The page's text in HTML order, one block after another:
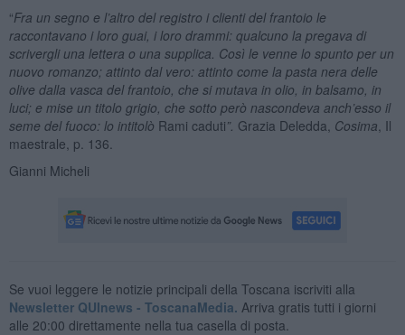
“Fra un segno e l’altro del registro i clienti del frantoio le
raccontavano i loro guai, i loro drammi: qualcuno la pregava di
scrivergli una lettera o una supplica. Così le venne lo spunto per un
nuovo romanzo; attinto dal vero: attinto come la pasta nera delle
olive dalla vasca del frantoio, che si mutava in olio, in balsamo, in
luci; e mise un titolo grigio, che sotto però nascondeva anch’esso il
seme del fuoco: lo intitolò Rami caduti”. Grazia Deledda, Cosima , Il
maestrale, p. 136.
Gianni Micheli
Se vuoi leggere le notizie principali della Toscana iscriviti alla
Newsletter QUInews - ToscanaMedia. Arriva gratis tutti i giorni
alle 20:00 direttamente nella tua casella di posta.